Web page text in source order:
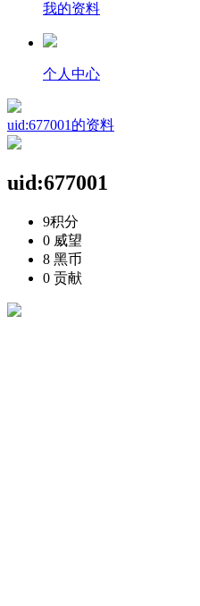
我的资料
个人中心
uid:677001的资料
uid:677001
9积分
0 威望
8 黑币
0 贡献